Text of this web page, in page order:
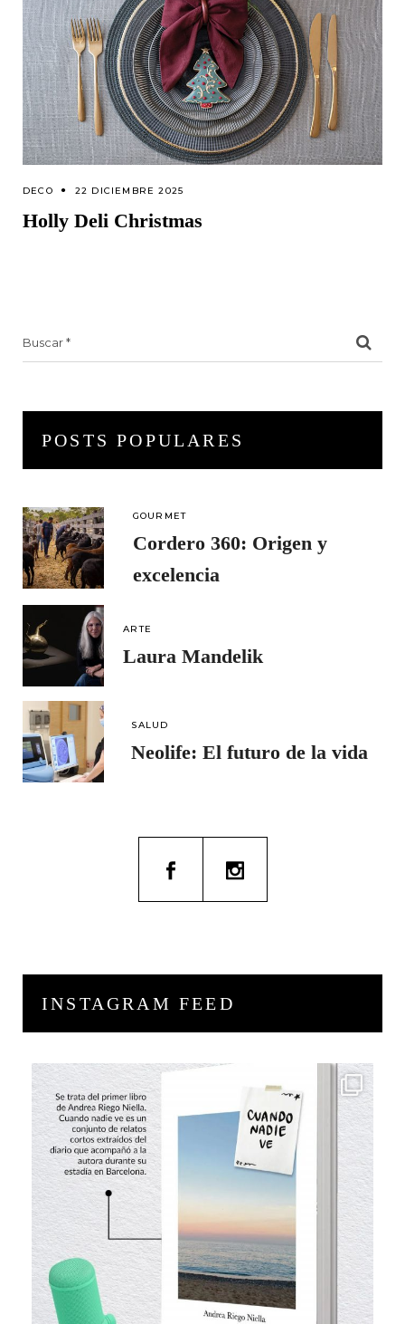
DECO 22 DICIEMBRE 2025
Holly Deli Christmas
POSTS POPULARES
GOURMET
Cordero 360: Origen y
excelencia
ARTE
Laura Mandelik
SALUD
Neolife: El futuro de la vida
INSTAGRAM FEED